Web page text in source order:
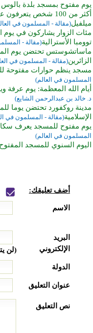
يوم مفتوح بمسجد بلدة بالوس
أكثر من 100 شخص
ميلفيل(مقالة - المسلمون في
مئات الزوار يشاركون في يوم
توومبا الأسترالية(مقالة -
ماساتشوستس تحتضن يوم
الزائرين(مقالة - المسلمون في
مسجد ينظم حوارات مفتوحة
المسلمون في العالم)
أيام الله المعظمة: يوم عرفة
د. خالد بن عبدالرحمن الشايع)
مدينة روكفورد تحتضن يوما
الإسلامية(مقالة - المسلمون في
يوم مفتوح للمسجد يعرف
المسلمون في العالم)
اليوم السنوي للمسجد
أضف تعليقك:
الاسم
البريد
الإلكتروني
(لن
الدولة
عنوان التعليق
نص التعليق